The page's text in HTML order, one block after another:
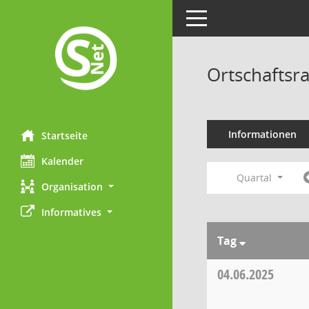
Startseite
Kalender
Organisation
Informatives
Toggle navigation
Informationen
Quartal
Tag
04.06.2025